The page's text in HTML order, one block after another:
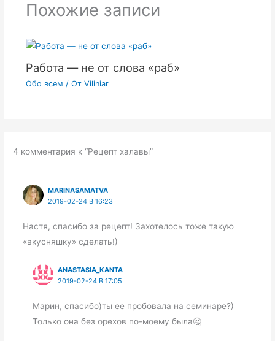
Похожие записи
Работа — не от слова «раб»
Обо всем / От Viliniar
4 комментария к “Рецепт халавы”
MARINASAMATVA
2019-02-24 В 16:23
Настя, спасибо за рецепт! Захотелось тоже такую
«вкусняшку» сделать!)
ANASTASIA_KANTA
2019-02-24 В 17:05
Марин, спасибо)ты ее пробовала на семинаре?)
Только она без орехов по-моему была🤔